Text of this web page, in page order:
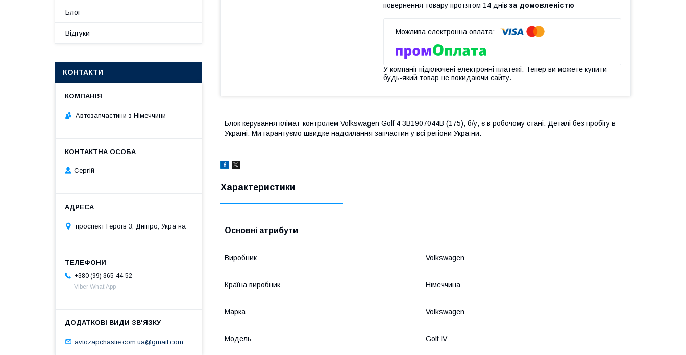
повернення товару протягом 14 днів за домовленістю
У компанії підключені електронні платежі. Тепер ви можете купити
будь-який товар не покидаючи сайту.
Блок керування клімат-контролем Volkswagen Golf 4 3B1907044B (175), б/у, є в робочому стані. Деталі без пробігу в
Україні. Ми гарантуємо швидке надсилання запчастин у всі регіони України.
Характеристики
Основні атрибути
Виробник Volkswagen
Країна виробник Німеччина
Марка Volkswagen
Модель Golf IV
Блог
Відгуки
КОНТАКТИ
Автозапчастини з Німеччини
Сергій
проспект Героїв 3, Дніпро, Україна
+380 (99) 365-44-52
Viber What’App
avtozapchastie.com.ua@gmail.com